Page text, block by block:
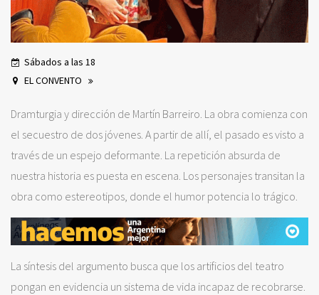
Sábados a las 18
EL CONVENTO
Dramturgia y dirección de Martín Barreiro. La obra comienza con
el secuestro de dos jóvenes. A partir de allí, el pasado es visto a
través de un espejo deformante. La repetición absurda de
nuestra historia es puesta en escena. Los personajes transitan la
obra como estereotipos, donde el humor potencia lo trágico.
La síntesis del argumento busca que los artificios del teatro
pongan en evidencia un sistema de vida incapaz de recobrarse.